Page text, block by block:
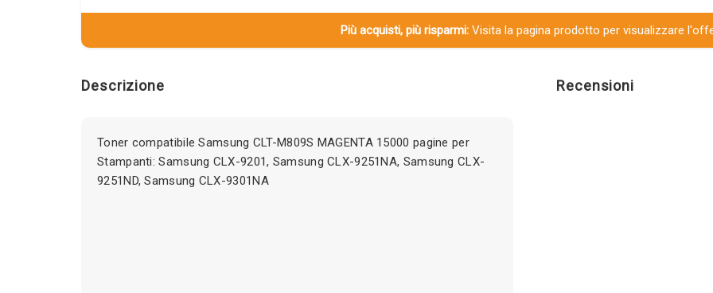
Più acquisti, più risparmi:Visita la pagina prodotto per visualizzare
Descrizione
Toner compatibile Samsung CLT-M809S MAGENTA 15000 pagine per
Stampanti: Samsung CLX-9201, Samsung CLX-9251NA, Samsung CLX-
9251ND, Samsung CLX-9301NA
Recensioni